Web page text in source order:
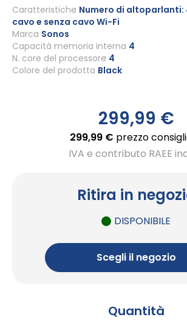
all'inizio
della
galleria
di
immagini
299,99 €
299,99 € prezzo
IVA e contributo RAEE
Ritira in
DISPONIBILE
Scegli il negozio
Quantità
Marca Sonos
Caratteristiche Numero di altoparlanti:
cavo e senza cavo Wi-Fi
Capacità memoria interna 4
Colore del prodotto Black
N. core del processore 4